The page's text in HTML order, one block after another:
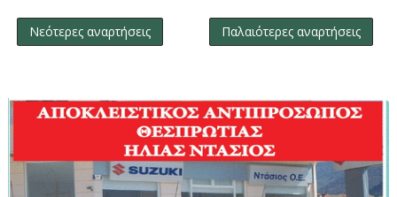
Νεότερες αναρτήσεις Παλαιότερες αναρτήσεις